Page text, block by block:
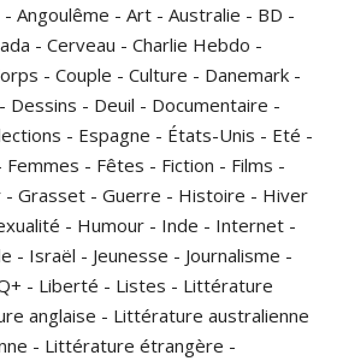
- Angoulême - Art - Australie - BD -
- Cerveau - Charlie Hebdo -
- Couple - Culture - Danemark -
- Dessins - Deuil - Documentaire -
- Espagne - États-Unis - Eté -
Femmes - Fêtes - Fiction - Films -
- Grasset - Guerre - Histoire - Hiver
- Humour - Inde - Internet -
- Israël - Jeunesse - Journalisme -
- Liberté - Listes - Littérature
anglaise - Littérature australienne
- Littérature étrangère -